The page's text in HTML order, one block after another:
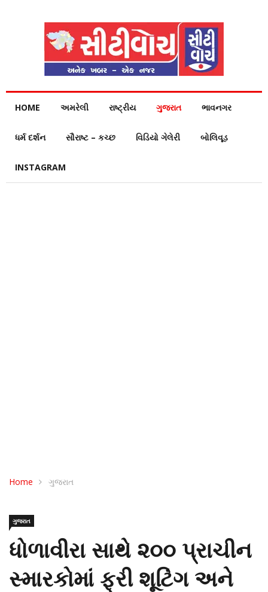
HOME અમરેલી રાષ્ટ્રીય ગુજરાત ભાવનગર
ધર્મ દર્શન સૌરાષ્ટ – કચ્છ વિડિયો ગેલેરી બોલિવૂડ
INSTAGRAM
Home ગુજરાત
ગુજરાત
ધોળાવીરા સાથે ૨૦૦ પ્રાચીન
સ્મારકોમાં ફ્રી શૂટિંગ અને